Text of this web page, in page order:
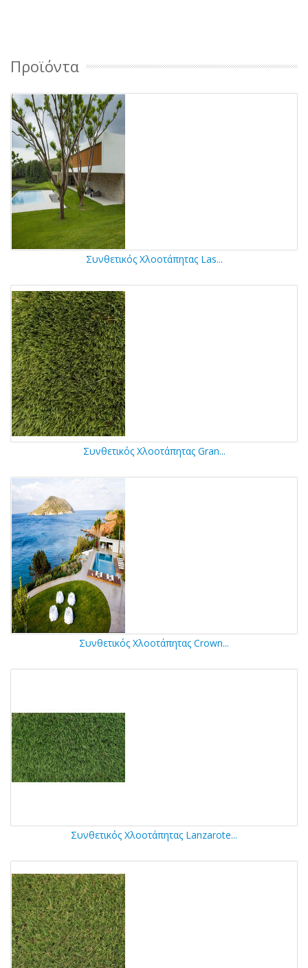
Προϊόντα
Συνθετικός Χλοοτάπητας Las...
Συνθετικός Χλοοτάπητας Gran...
Συνθετικός Χλοοτάπητας Crown...
Συνθετικός Χλοοτάπητας Lanzarote...